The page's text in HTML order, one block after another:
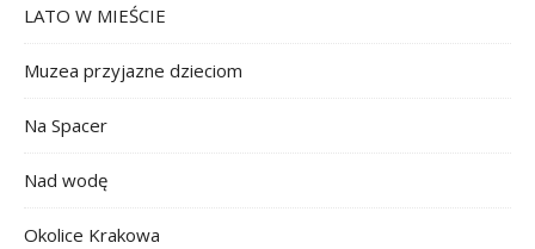
LATO W MIEŚCIE
Muzea przyjazne dzieciom
Na Spacer
Nad wodę
Okolice Krakowa